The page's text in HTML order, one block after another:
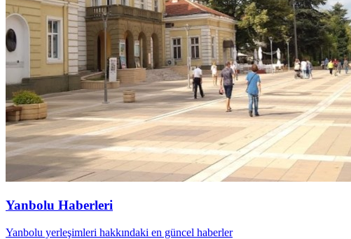
Yanbolu Haberleri
Yanbolu yerleşimleri hakkındaki en güncel haberler